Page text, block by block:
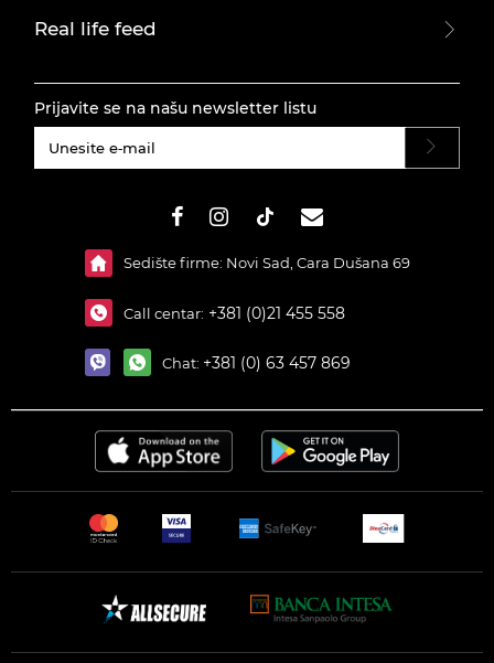
Real life feed
Prijavite se na našu newsletter listu
Sedište firme: Novi Sad, Cara Dušana 69
Call centar: +381 (0)21 455 558
Chat: +381 (0) 63 457 869